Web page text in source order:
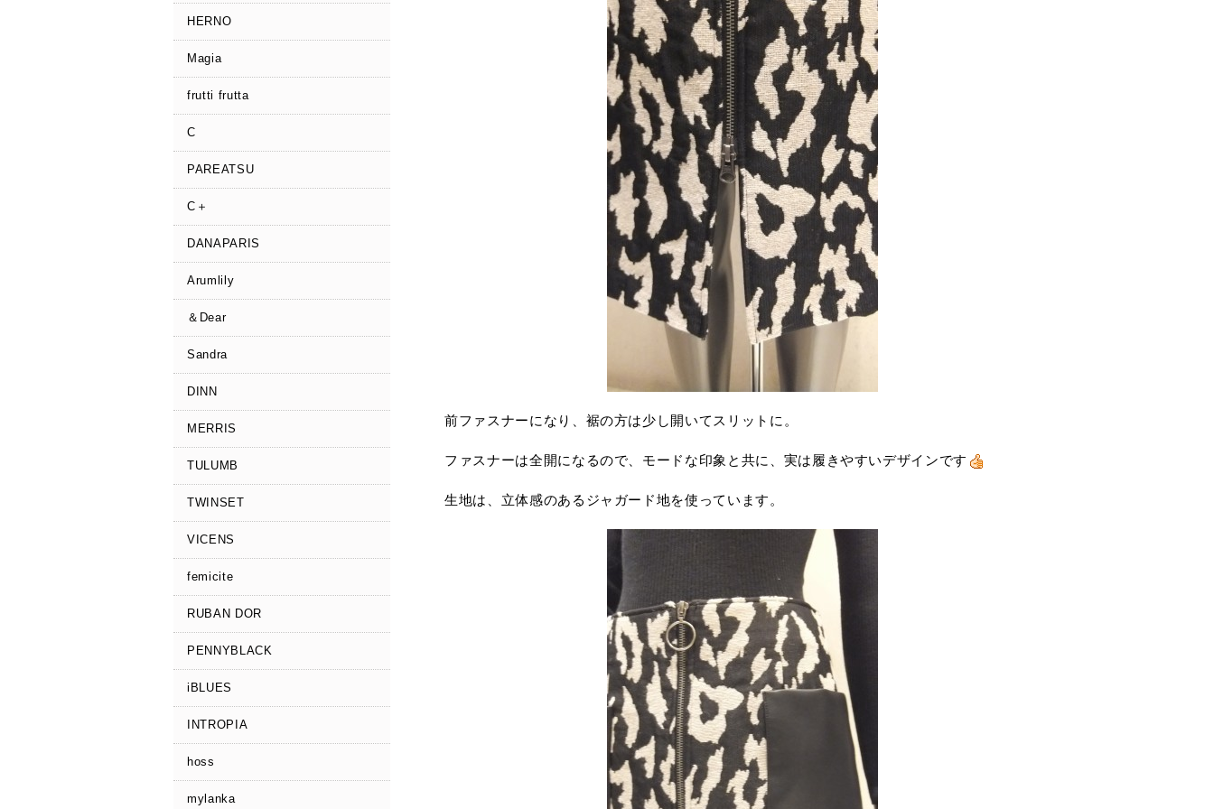
HERNO
Magia
frutti frutta
C
PAREATSU
C＋
DANAPARIS
Arumlily
＆Dear
Sandra
DINN
MERRIS
TULUMB
TWINSET
VICENS
femicite
RUBAN DOR
PENNYBLACK
iBLUES
INTROPIA
hoss
mylanka
前ファスナーになり、裾の方は少し開いてスリットに。
ファスナーは全開になるので、モードな印象と共に、実は履きやすいデザインです
生地は、立体感のあるジャガード地を使っています。